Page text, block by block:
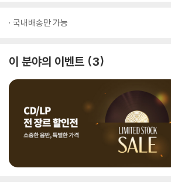
국내배송만 가능
이 분야의 이벤트 3